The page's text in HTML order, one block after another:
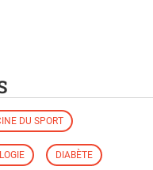
DU SPORT
DIABÈTE